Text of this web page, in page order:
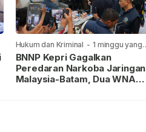
Hukum dan Kriminal - 1 minggu yang
lalu
BNNP Kepri Gagalkan
Peredaran Narkoba Jaringan
Malaysia-Batam, Dua WNA